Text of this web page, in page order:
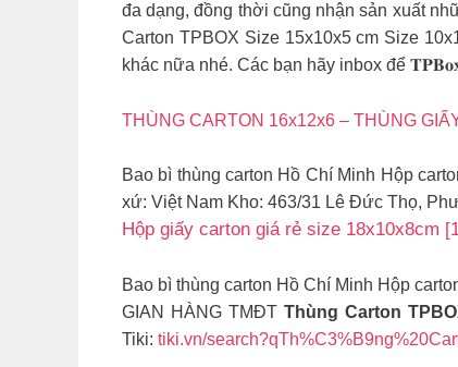
đa dạng, đồng thời cũng nhận sản xuất
Carton TPBOX Size 15x10x5 cm Size
khác nữa nhé. Các bạn hãy inbox để
THÙNG CARTON 16x12x6 – THÙNG
Bao bì thùng carton Hồ Chí Minh Hộp
xứ: Việt Nam Kho: 463/31 Lê Đức Thọ,
Hộp giấy carton giá rẻ size 18x10x8cm
Bao bì thùng carton Hồ Chí Minh Hộp
GIAN HÀNG TMĐT Thùng Carton
Tiki: tiki.vn/